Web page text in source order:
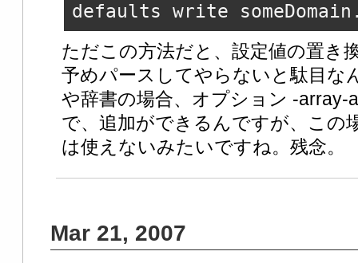
defaults write
ただこの方法だと、設定値の置き
予めパースしてやらないと駄目な
や辞書の場合、オプション -array-
で、追加ができるんですが、この
は使えないみたいですね。残念。
Mar 21, 2007